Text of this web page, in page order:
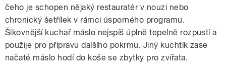
čeho je schopen nějaký restauratér v nouzi nebo
chronický šetřílek v rámci úsporného programu.
Šikovnější kuchař máslo nejspíš úplně tepelně rozpustí a
použije pro přípravu dalšího pokrmu. Jiný kuchtík zase
načaté máslo hodí do koše se zbytky pro zvířata.